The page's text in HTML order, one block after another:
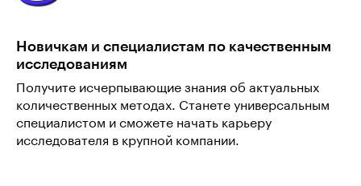
Новичкам и специалистам по качественным
исследованиям
Получите исчерпывающие знания об актуальных
количественных методах. Станете универсальным
специалистом и сможете начать карьеру
исследователя в крупной компании.